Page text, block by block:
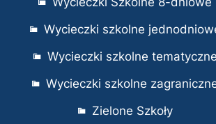
Wycieczki szkolne
Wycieczki szkolne tematyczne
Wycieczki szkolne
Zielone Szkoły